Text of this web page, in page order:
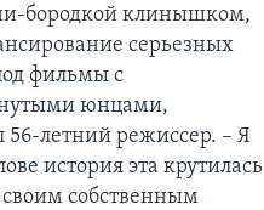
бородкой клинышком,
серьезных
фильмы с
юнцами,
летний режиссер. – Я
история эта крутилась
своим собственным